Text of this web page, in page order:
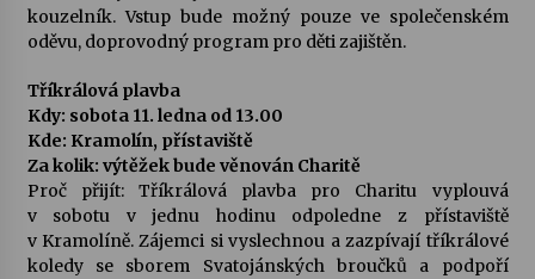
kouzelník. Vstup bude možný pouze ve společenském
oděvu, doprovodný program pro děti zajištěn.
Tříkrálová plavba
Kdy: sobota 11. ledna od 13.00
Kde: Kramolín, přístaviště
Za kolik: výtěžek bude věnován Charitě
Proč přijít: Tříkrálová plavba pro Charitu vyplouvá
v sobotu v jednu hodinu odpoledne z přístaviště
v Kramolíně. Zájemci si vyslechnou a zazpívají tříkrálové
koledy se sborem Svatojánských broučků a podpoří